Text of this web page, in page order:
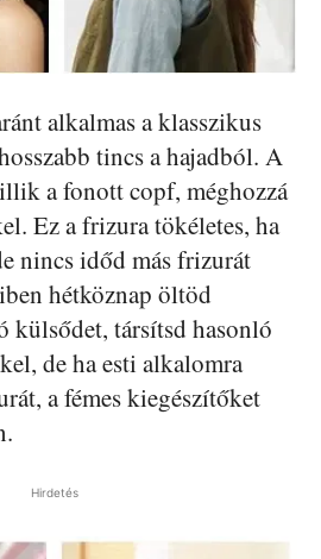
alkalmas a klasszikus
tincs a hajadból. A
a fonott copf, méghozzá
Ez a frizura tökéletes, ha
nincs időd más frizurát
hétköznap öltöd
külsődet, társítsd hasonló
de ha esti alkalomra
a fémes kiegészítőket
Hirdetés